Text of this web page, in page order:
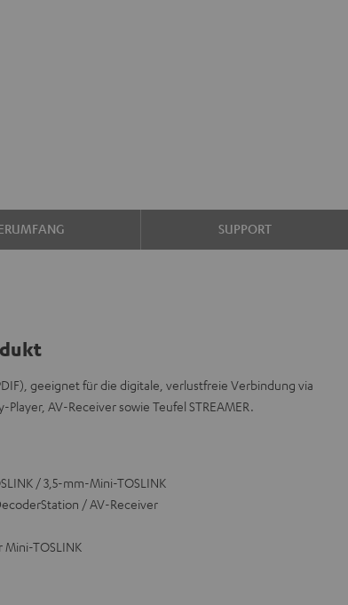
SUPPORT
geeignet für die digitale, verlustfreie Verbindung via
AV-Receiver sowie Teufel STREAMER.
/ 3,5-mm-Mini-TOSLINK
/ AV-Receiver
Mini-TOSLINK